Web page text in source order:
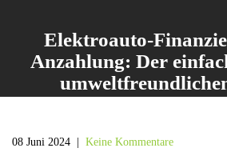
Elektroauto-
Anzahlung: Der
08 Juni 2024 Keine Kommentare